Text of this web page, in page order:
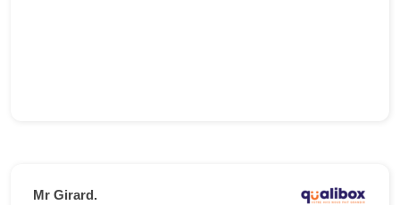
Mr Girard.